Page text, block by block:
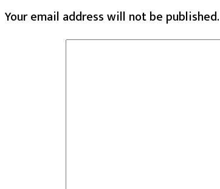
Your email address will not be published.